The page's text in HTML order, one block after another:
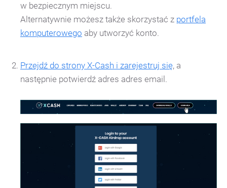
w bezpiecznym miejscu.
Alternatywnie możesz także skorzystać z portfela
komputerowego aby utworzyć konto.
Przejdź do strony X-Cash i zarejestruj się, a
następnie potwierdź adres adres email.